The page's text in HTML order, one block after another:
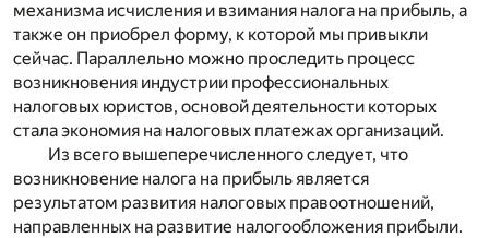
механизма исчисления и взимания налога на прибыль, а
также он приобрел форму, к которой мы привыкли
сейчас. Параллельно можно проследить процесс
возникновения индустрии профессиональных
налоговых юристов, основой деятельности которых
стала экономия на налоговых платежах организаций.
Из всего вышеперечисленного следует, что
возникновение налога на прибыль является
результатом развития налоговых правоотношений,
направленных на развитие налогообложения прибыли.